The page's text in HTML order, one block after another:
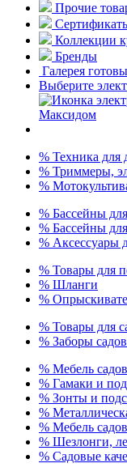
Прочие
Коллекции
Бренды
Галерея
Выберите
% Техника для
% Триммеры,
%
% Бассейны
% Бассейны
% Аксессуары
% Товары для
% Шланги
%
% Товары для
% Заборы
% Мебель
% Гамаки и
% Зонты и
%
% Мебель
% Шезлонги,
% Садовые